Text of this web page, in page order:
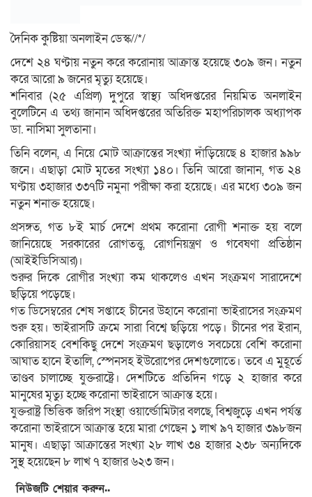
দৈনিক কুষ্টিয়া অনলাইন ডেস্ক//*/
দেশে ২৪ ঘণ্টায় নতুন করে করোনায় আক্রান্ত হয়েছে ৩০৯ জন। নতুন
করে আরো ৯ জনের মৃত্যু হয়েছে।
শনিবার (২৫ এপ্রিল) দুপুরে স্বাস্থ্য অধিদপ্তরের নিয়মিত অনলাইন
বুলেটিনে এ তথ্য জানান অধিদপ্তরের অতিরিক্ত মহাপরিচালক অধ্যাপক
ডা. নাসিমা সুলতানা।
তিনি বলেন, এ নিয়ে মোট আক্রান্তের সংখ্যা দাঁড়িয়েছে ৪ হাজার ৯৯৮
জনে। এছাড়া মোট মৃতের সংখ্যা ১৪০। তিনি আরো জানান, গত ২৪
ঘণ্টায় ৩হাজার ৩৩৭টি নমুনা পরীক্ষা করা হয়েছে। এর মধ্যে ৩০৯ জন
নতুন শনাক্ত হয়েছে।
প্রসঙ্গত, গত ৮ই মার্চ দেশে প্রথম করোনা রোগী শনাক্ত হয় বলে
জানিয়েছে সরকারের রোগতত্ত্ব, রোগনিয়ন্ত্রণ ও গবেষণা প্রতিষ্ঠান
(আইইডিসিআর)।
শুরুর দিকে রোগীর সংখ্যা কম থাকলেও এখন সংক্রমণ সারাদেশে
ছড়িয়ে পড়েছে।
গত ডিসেম্বরের শেষ সপ্তাহে চীনের উহানে করোনা ভাইরাসের সংক্রমণ
শুরু হয়। ভাইরাসটি ক্রমে সারা বিশ্বে ছড়িয়ে পড়ে। চীনের পর ইরান,
কোরিয়াসহ বেশকিছু দেশে সংক্রমণ ছড়ালেও সবচেয়ে বেশি করোনা
আঘাত হানে ইতালি, স্পেনসহ ইউরোপের দেশগুলোতে। তবে এ মুহূর্তে
তাণ্ডব চালাচ্ছে যুক্তরাষ্ট্রে। দেশটিতে প্রতিদিন গড়ে ২ হাজার করে
মানুষের মৃত্যু হচ্ছে করোনা ভাইরাসে আক্রান্ত হয়ে।
যুক্তরাষ্ট্র ভিত্তিক জরিপ সংস্থা ওয়ার্ল্ডোমিটার বলছে, বিশ্বজুড়ে এখন পর্যন্ত
করোনা ভাইরাসে আক্রান্ত হয়ে মারা গেছেন ১ লাখ ৯৭ হাজার ৩৯৮জন
মানুষ। এছাড়া আক্রান্তের সংখ্যা ২৮ লাখ ৩৪ হাজার ২৩৮ অন্যদিকে
সুস্থ হয়েছেন ৮ লাখ ৭ হাজার ৬২৩ জন।
নিউজটি শেয়ার করুন..